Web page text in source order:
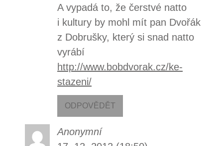
A vypadá to, že čerstvé natto
i kultury by mohl mít pan Dvořák
z Dobrušky, který si snad natto
vyrábí
http://www.bobdvorak.cz/ke-
stazeni/
ODPOVĚDĚT
Anonymní